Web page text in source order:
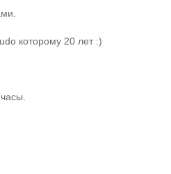
которому 20 лет :)